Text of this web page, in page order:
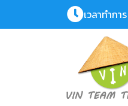
เวลาทำก